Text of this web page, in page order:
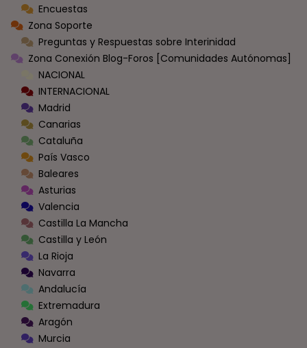
Encuestas
Zona Soporte
Preguntas y Respuestas sobre Interinidad
Zona Conexión Blog-Foros [Comunidades Autónomas]
NACIONAL
INTERNACIONAL
Madrid
Canarias
Cataluña
País Vasco
Baleares
Asturias
Valencia
Castilla La Mancha
Castilla y León
La Rioja
Navarra
Andalucía
Extremadura
Aragón
Murcia